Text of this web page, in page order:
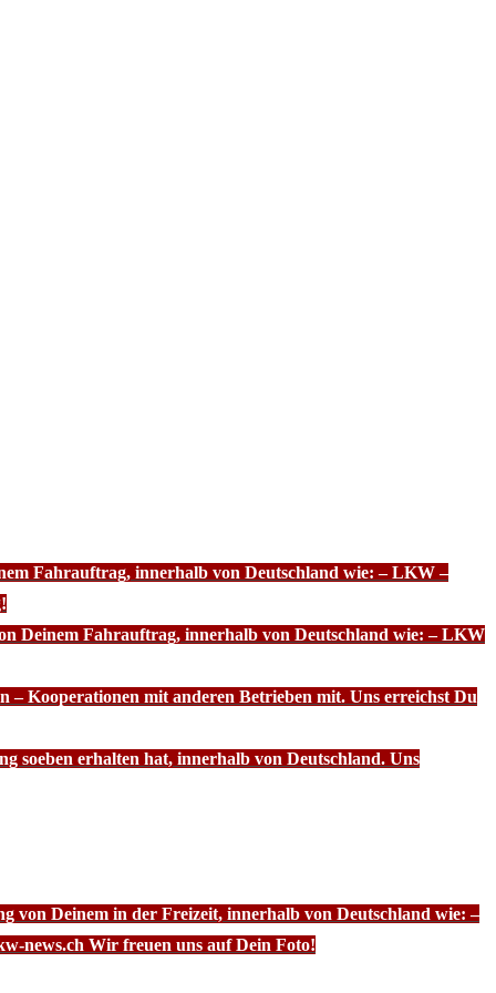
Fahrauftrag, innerhalb von Deutschland wie: – LKW –
Deinem Fahrauftrag, innerhalb von Deutschland wie: – LKW
– Kooperationen mit anderen Betrieben mit. Uns erreichst Du
soeben erhalten hat, innerhalb von Deutschland. Uns
von Deinem in der Freizeit, innerhalb von Deutschland wie: –
news.ch Wir freuen uns auf Dein Foto!